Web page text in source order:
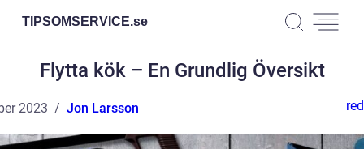
TIPSOMSERVICE.se
Flytta kök – En Grundlig Översikt
2023 Jon Larsson